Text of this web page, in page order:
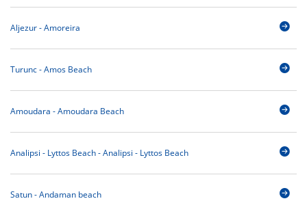
Aljezur - Amoreira
Turunc - Amos Beach
Amoudara - Amoudara Beach
Analipsi - Lyttos Beach - Analipsi - Lyttos Beach
Satun - Andaman beach